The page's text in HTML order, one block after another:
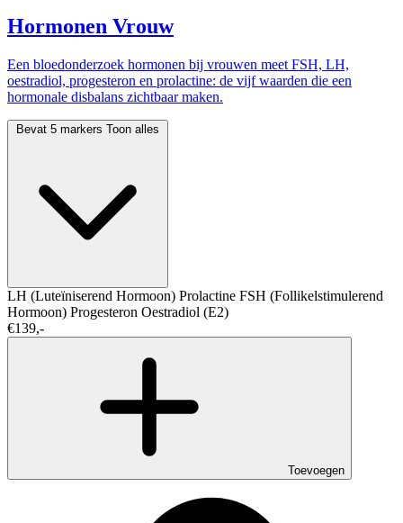
Hormonen Vrouw
Een bloedonderzoek hormonen bij vrouwen meet FSH, LH,
oestradiol, progesteron en prolactine: de vijf waarden die een
hormonale disbalans zichtbaar maken.
Bevat 5 markers Toon alles
LH (Luteïniserend Hormoon) Prolactine FSH (Follikelstimulerend
Hormoon) Progesteron Oestradiol (E2)
€139,-
Toevoegen